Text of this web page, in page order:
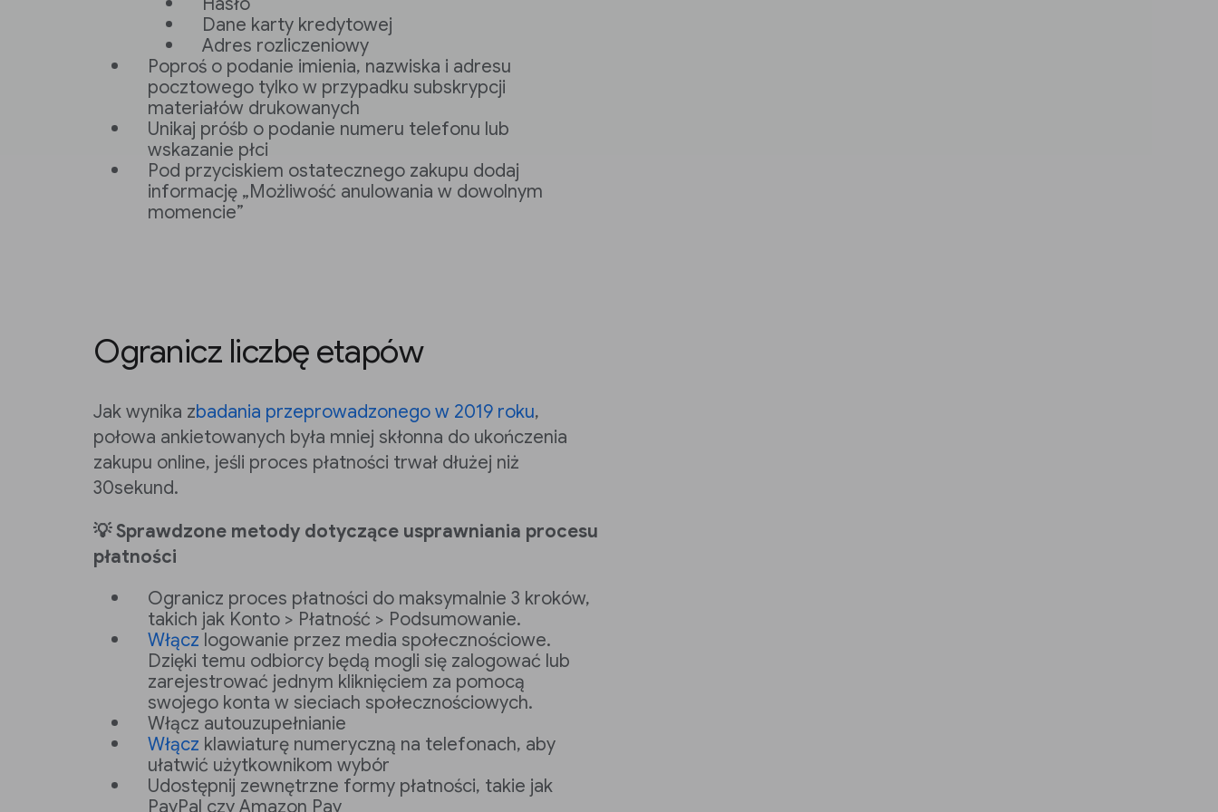
Dane karty kredytowej
Adres rozliczeniowy
Poproś o podanie imienia, nazwiska i adresu
pocztowego tylko w przypadku subskrypcji
materiałów drukowanych
Unikaj próśb o podanie numeru telefonu lub
wskazanie płci
Pod przyciskiem ostatecznego zakupu dodaj
informację „Możliwość anulowania w dowolnym
momencie”
Ogranicz liczbę etapów
Jak wynika zbadania przeprowadzonego w 2019 roku,
połowa ankietowanych była mniej skłonna do ukończenia
zakupu online, jeśli proces płatności trwał dłużej niż
30sekund.
💡 Sprawdzone metody dotyczące usprawniania procesu
płatności
Ogranicz proces płatności do maksymalnie 3 kroków,
takich jak Konto > Płatność > Podsumowanie.
Włącz logowanie przez media społecznościowe.
Dzięki temu odbiorcy będą mogli się zalogować lub
zarejestrować jednym kliknięciem za pomocą
swojego konta w sieciach społecznościowych.
Włącz autouzupełnianie
Włącz klawiaturę numeryczną na telefonach, aby
ułatwić użytkownikom wybór
Udostępnij zewnętrzne formy płatności, takie jak
PayPal czy Amazon Pay